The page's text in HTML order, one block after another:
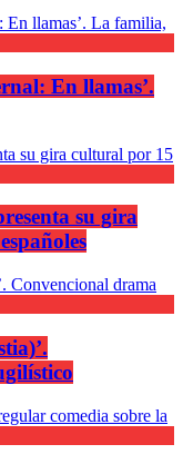
En llamas’.
su gira